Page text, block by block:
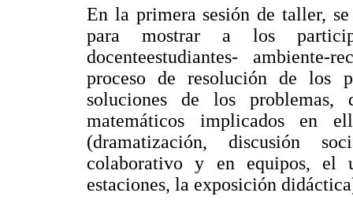
En la primera sesión de taller,
para mostrar a los
docenteestudiantes-
proceso de resolución de los
soluciones de los
matemáticos implicados en
(dramatización, discusión
colaborativo y en equipos, el
estaciones, la exposición